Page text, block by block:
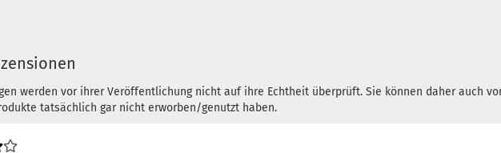
werden vor ihrer Veröffentlichung nicht auf ihre Echtheit überprüft. Sie können daher auch
tatsächlich gar nicht erworben/genutzt haben.